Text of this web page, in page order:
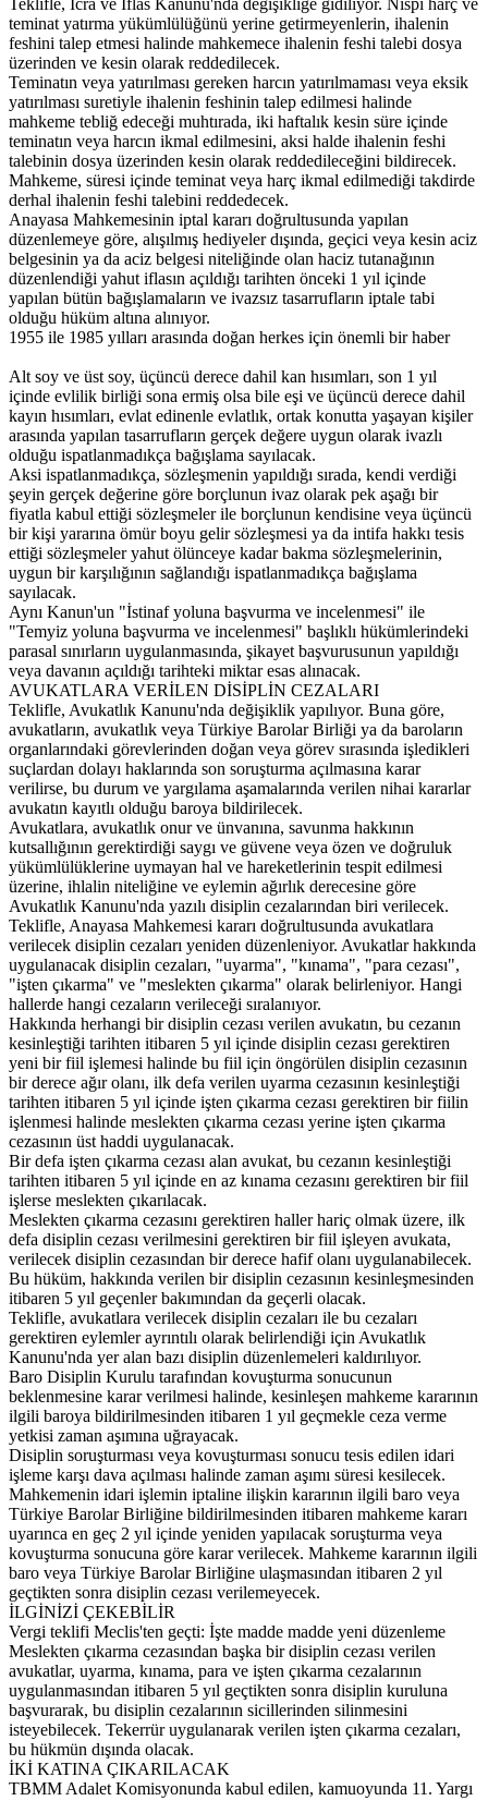
teminat yatırma yükümlülüğünü yerine getirmeyenlerin, ihalenin
feshini talep etmesi halinde mahkemece ihalenin feshi talebi dosya
üzerinden ve kesin olarak reddedilecek.
Teminatın veya yatırılması gereken harcın yatırılmaması veya eksik
yatırılması suretiyle ihalenin feshinin talep edilmesi halinde
mahkeme tebliğ edeceği muhtırada, iki haftalık kesin süre içinde
teminatın veya harcın ikmal edilmesini, aksi halde ihalenin feshi
talebinin dosya üzerinden kesin olarak reddedileceğini bildirecek.
Mahkeme, süresi içinde teminat veya harç ikmal edilmediği takdirde
derhal ihalenin feshi talebini reddedecek.
Anayasa Mahkemesinin iptal kararı doğrultusunda yapılan
düzenlemeye göre, alışılmış hediyeler dışında, geçici veya kesin aciz
belgesinin ya da aciz belgesi niteliğinde olan haciz tutanağının
düzenlendiği yahut iflasın açıldığı tarihten önceki 1 yıl içinde
yapılan bütün bağışlamaların ve ivazsız tasarrufların iptale tabi
olduğu hüküm altına alınıyor.
1955 ile 1985 yılları arasında doğan herkes için önemli bir haber
Alt soy ve üst soy, üçüncü derece dahil kan hısımları, son 1 yıl
içinde evlilik birliği sona ermiş olsa bile eşi ve üçüncü derece dahil
kayın hısımları, evlat edinenle evlatlık, ortak konutta yaşayan kişiler
arasında yapılan tasarrufların gerçek değere uygun olarak ivazlı
olduğu ispatlanmadıkça bağışlama sayılacak.
Aksi ispatlanmadıkça, sözleşmenin yapıldığı sırada, kendi verdiği
şeyin gerçek değerine göre borçlunun ivaz olarak pek aşağı bir
fiyatla kabul ettiği sözleşmeler ile borçlunun kendisine veya üçüncü
bir kişi yararına ömür boyu gelir sözleşmesi ya da intifa hakkı tesis
ettiği sözleşmeler yahut ölünceye kadar bakma sözleşmelerinin,
uygun bir karşılığının sağlandığı ispatlanmadıkça bağışlama
sayılacak.
Aynı Kanun'un "İstinaf yoluna başvurma ve incelenmesi" ile
"Temyiz yoluna başvurma ve incelenmesi" başlıklı hükümlerindeki
parasal sınırların uygulanmasında, şikayet başvurusunun yapıldığı
veya davanın açıldığı tarihteki miktar esas alınacak.
AVUKATLARA VERİLEN DİSİPLİN CEZALARI
Teklifle, Avukatlık Kanunu'nda değişiklik yapılıyor. Buna göre,
avukatların, avukatlık veya Türkiye Barolar Birliği ya da baroların
organlarındaki görevlerinden doğan veya görev sırasında işledikleri
suçlardan dolayı haklarında son soruşturma açılmasına karar
verilirse, bu durum ve yargılama aşamalarında verilen nihai kararlar
avukatın kayıtlı olduğu baroya bildirilecek.
Avukatlara, avukatlık onur ve ünvanına, savunma hakkının
kutsallığının gerektirdiği saygı ve güvene veya özen ve doğruluk
yükümlülüklerine uymayan hal ve hareketlerinin tespit edilmesi
üzerine, ihlalin niteliğine ve eylemin ağırlık derecesine göre
Avukatlık Kanunu'nda yazılı disiplin cezalarından biri verilecek.
Teklifle, Anayasa Mahkemesi kararı doğrultusunda avukatlara
verilecek disiplin cezaları yeniden düzenleniyor. Avukatlar hakkında
uygulanacak disiplin cezaları, "uyarma", "kınama", "para cezası",
"işten çıkarma" ve "meslekten çıkarma" olarak belirleniyor. Hangi
hallerde hangi cezaların verileceği sıralanıyor.
Hakkında herhangi bir disiplin cezası verilen avukatın, bu cezanın
kesinleştiği tarihten itibaren 5 yıl içinde disiplin cezası gerektiren
yeni bir fiil işlemesi halinde bu fiil için öngörülen disiplin cezasının
bir derece ağır olanı, ilk defa verilen uyarma cezasının kesinleştiği
tarihten itibaren 5 yıl içinde işten çıkarma cezası gerektiren bir fiilin
işlenmesi halinde meslekten çıkarma cezası yerine işten çıkarma
cezasının üst haddi uygulanacak.
Bir defa işten çıkarma cezası alan avukat, bu cezanın kesinleştiği
tarihten itibaren 5 yıl içinde en az kınama cezasını gerektiren bir fiil
işlerse meslekten çıkarılacak.
Meslekten çıkarma cezasını gerektiren haller hariç olmak üzere, ilk
defa disiplin cezası verilmesini gerektiren bir fiil işleyen avukata,
verilecek disiplin cezasından bir derece hafif olanı uygulanabilecek.
Bu hüküm, hakkında verilen bir disiplin cezasının kesinleşmesinden
itibaren 5 yıl geçenler bakımından da geçerli olacak.
Teklifle, avukatlara verilecek disiplin cezaları ile bu cezaları
gerektiren eylemler ayrıntılı olarak belirlendiği için Avukatlık
Kanunu'nda yer alan bazı disiplin düzenlemeleri kaldırılıyor.
Baro Disiplin Kurulu tarafından kovuşturma sonucunun
beklenmesine karar verilmesi halinde, kesinleşen mahkeme kararının
ilgili baroya bildirilmesinden itibaren 1 yıl geçmekle ceza verme
yetkisi zaman aşımına uğrayacak.
Disiplin soruşturması veya kovuşturması sonucu tesis edilen idari
işleme karşı dava açılması halinde zaman aşımı süresi kesilecek.
Mahkemenin idari işlemin iptaline ilişkin kararının ilgili baro veya
Türkiye Barolar Birliğine bildirilmesinden itibaren mahkeme kararı
uyarınca en geç 2 yıl içinde yeniden yapılacak soruşturma veya
kovuşturma sonucuna göre karar verilecek. Mahkeme kararının ilgili
baro veya Türkiye Barolar Birliğine ulaşmasından itibaren 2 yıl
geçtikten sonra disiplin cezası verilemeyecek.
İLGİNİZİ ÇEKEBİLİR
Vergi teklifi Meclis'ten geçti: İşte madde madde yeni düzenleme
Meslekten çıkarma cezasından başka bir disiplin cezası verilen
avukatlar, uyarma, kınama, para ve işten çıkarma cezalarının
uygulanmasından itibaren 5 yıl geçtikten sonra disiplin kuruluna
başvurarak, bu disiplin cezalarının sicillerinden silinmesini
isteyebilecek. Tekerrür uygulanarak verilen işten çıkarma cezaları,
bu hükmün dışında olacak.
İKİ KATINA ÇIKARILACAK
TBMM Adalet Komisyonunda kabul edilen, kamuoyunda 11. Yargı